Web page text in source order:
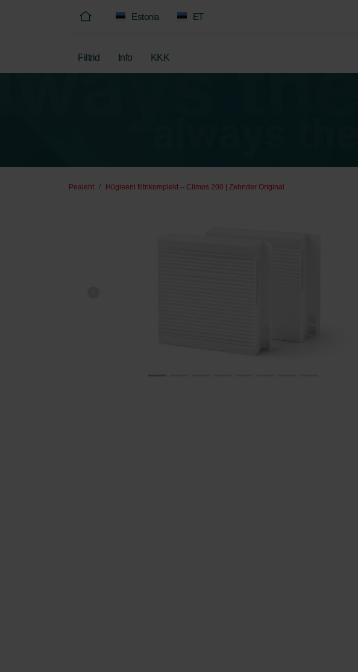
Estonia ET
Filtrid Info KKK
Pealeht Hügieeni filtrikomplekt – Climos 200 | Zehnder Original